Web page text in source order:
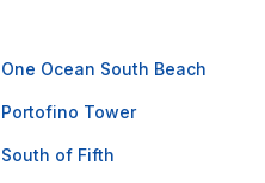
One Ocean South Beach
Portofino Tower
South of Fifth